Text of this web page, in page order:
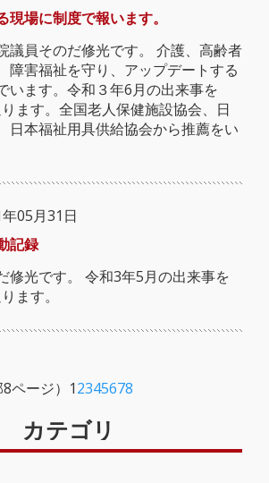
現場に制度で報います。
員そのだ修光です。 介護、高齢者
障害福祉を守り、アップデートする
います。令和３年6月の出来事を
ます。全国老人保健施設協会、日
日本福祉用具供給協会から推薦をい
05月31日
記録
修光です。 令和3年5月の出来事を
ます。
ページ） 12345678
カテゴリ